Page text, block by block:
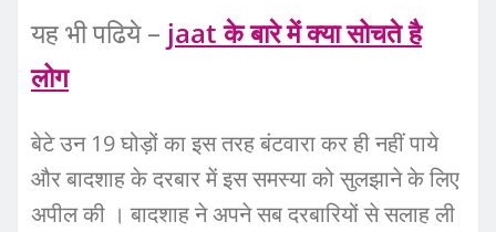
यह भी पढिये – jaat के बारे में क्‍या सोचते है
लोग
बेटे उन 19 घोड़ों का इस तरह बंटवारा कर ही नहीं पाये
और बादशाह के दरबार में इस समस्या को सुलझाने के लिए
अपील की । बादशाह ने अपने सब दरबारियों से सलाह ली